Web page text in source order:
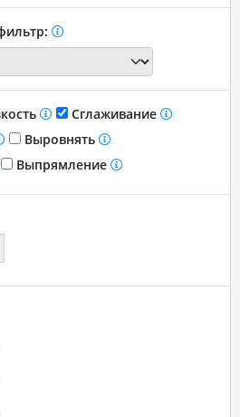
Сглаживание
Выровнять
Выпрямление